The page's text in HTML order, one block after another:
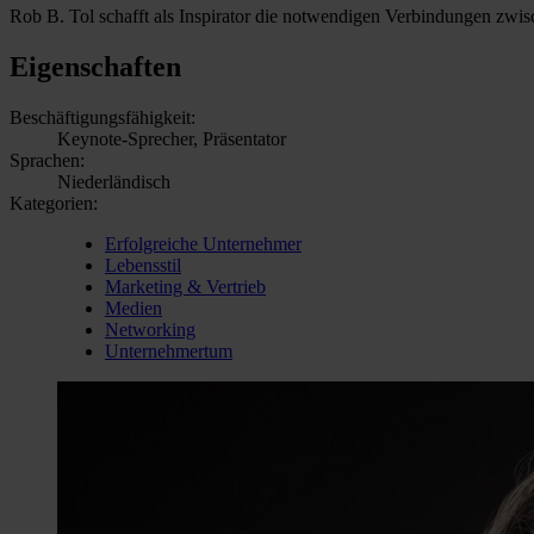
Rob B. Tol schafft als Inspirator die notwendigen Verbindungen
Eigenschaften
Beschäftigungsfähigkeit:
Keynote-Sprecher, Präsentator
Sprachen:
Niederländisch
Kategorien:
Erfolgreiche Unternehmer
Lebensstil
Marketing & Vertrieb
Medien
Networking
Unternehmertum